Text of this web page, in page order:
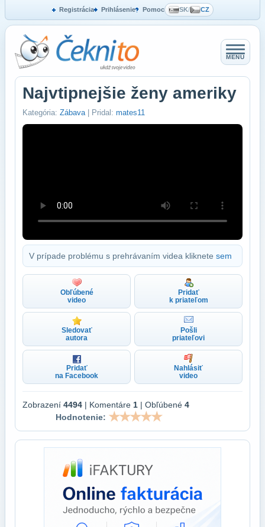
Registrácia Prihlásenie Pomoc SK/ CZ
MENU
Najvtipnejšie ženy ameriky
Kategória: Zábava | Pridal: mates11
V prípade problému s prehrávaním videa kliknete sem
Obľúbené
video
Pridať
k priateľom
Sledovať
autora
Pošli
priateľovi
Pridať
na Facebook
Nahlásiť
video
Zobrazení 4494 | Komentáre 1 | Obľúbené 4
Hodnotenie: